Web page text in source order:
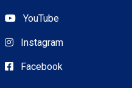
YouTube
Instagram
Facebook